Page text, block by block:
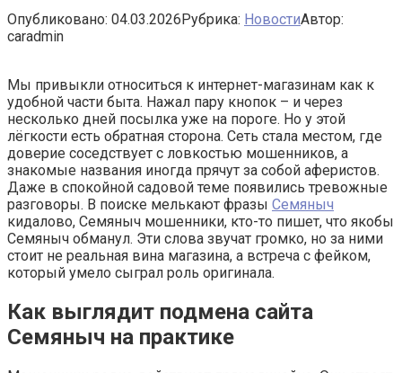
Опубликовано: 04.03.2026Рубрика: НовостиАвтор:
caradmin
Мы привыкли относиться к интернет-магазинам как к
удобной части быта. Нажал пару кнопок – и через
несколько дней посылка уже на пороге. Но у этой
лёгкости есть обратная сторона. Сеть стала местом, где
доверие соседствует с ловкостью мошенников, а
знакомые названия иногда прячут за собой аферистов.
Даже в спокойной садовой теме появились тревожные
разговоры. В поиске мелькают фразы Семяныч
кидалово, Семяныч мошенники, кто-то пишет, что якобы
Семяныч обманул. Эти слова звучат громко, но за ними
стоит не реальная вина магазина, а встреча с фейком,
который умело сыграл роль оригинала.
Как выглядит подмена сайта
Семяныч на практике